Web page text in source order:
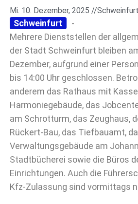
Mi. 10. Dezember, 2025 //Schweinfurt
Schweinfurt
-
Mehrere Dienststellen der
der Stadt Schweinfurt bleiben
Dezember, aufgrund einer
bis 14:00 Uhr geschlossen.
anderem das Rathaus mit
Harmoniegebäude, das
am Schrotturm, das Zeughaus,
Rückert-Bau, das Tiefbauamt,
Verwaltungsgebäude am
Stadtbücherei sowie die Büros
Einrichtungen. Auch die
Kfz-Zulassung sind vormittags